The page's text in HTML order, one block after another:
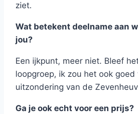
ziet.
Wat betekent deelname aan
jou?
Een ijkpunt, meer niet. Bleef
loopgroep, ik zou het ook
uitzondering van de
Ga je ook echt voor een prijs?